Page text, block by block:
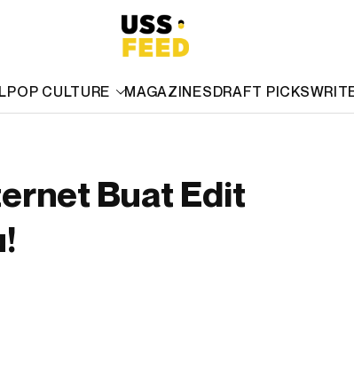
POP CULTURE MAGAZINESDRAFT PICKS
Buat Edit